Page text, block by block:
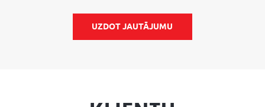
UZDOT JAUTĀJUMU